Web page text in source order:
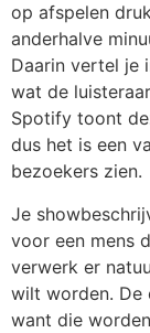
op afspelen
anderhalve
Daarin vertel je
wat de
Spotify toont
dus het is een
bezoekers zien.
Je
voor een mens
verwerk er
wilt worden. De
want die